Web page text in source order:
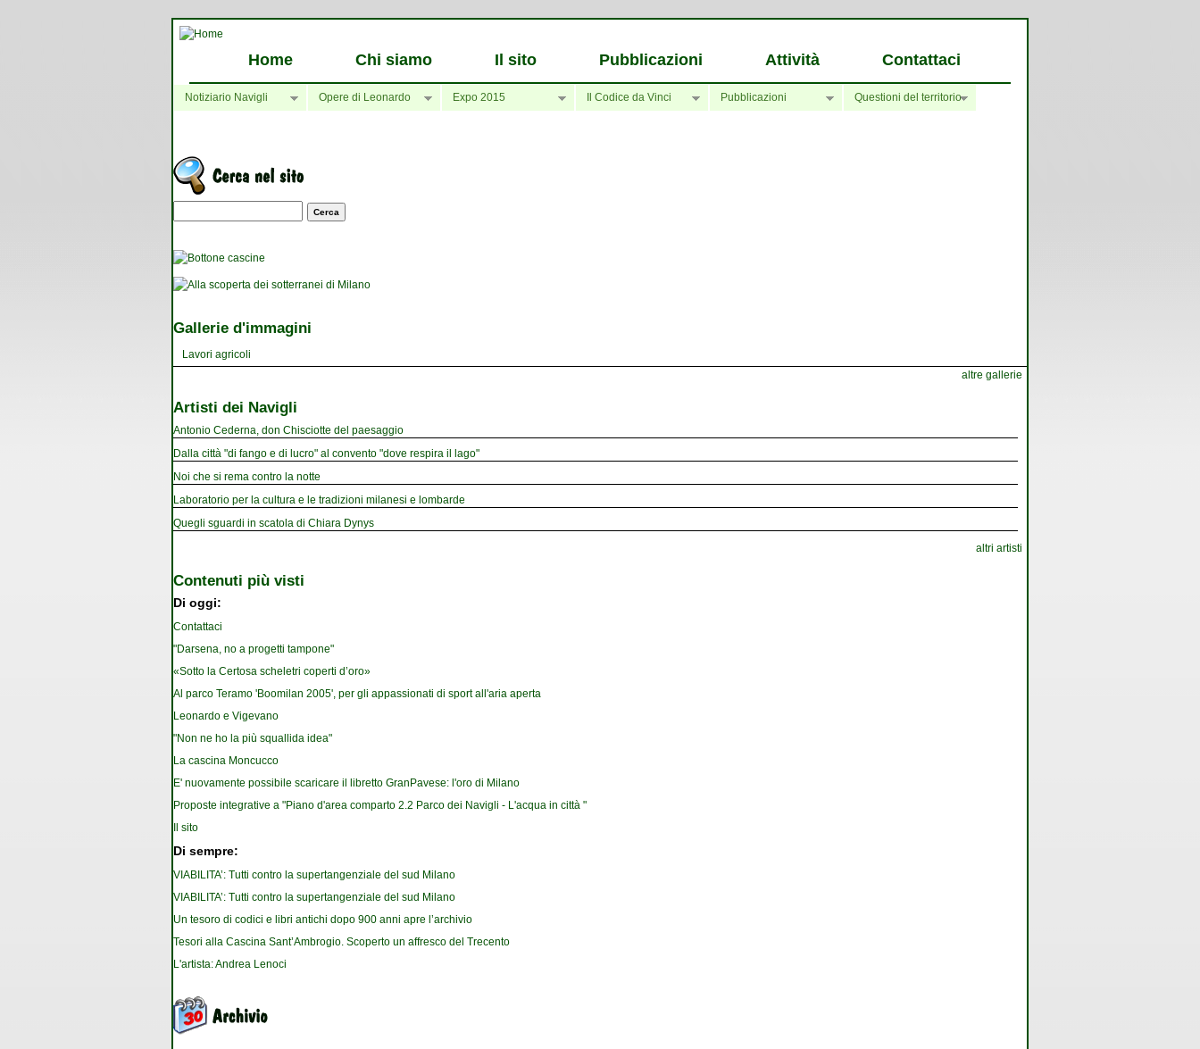
Home Chi siamo Il sito Pubblicazioni Attività Contattaci
Notiziario Navigli Opere di Leonardo Expo 2015 Il Codice da Vinci Pubblicazioni Questioni del territorio
Maschera di ricerca
Gallerie d'immagini
Lavori agricoli
altre gallerie
Artisti dei Navigli
Antonio Cederna, don Chisciotte del paesaggio
Dalla città "di fango e di lucro" al convento "dove respira il lago"
Noi che si rema contro la notte
Laboratorio per la cultura e le tradizioni milanesi e lombarde
Quegli sguardi in scatola di Chiara Dynys
altri artisti
Contenuti più visti
Di oggi:
Contattaci
"Darsena, no a progetti tampone"
«Sotto la Certosa scheletri coperti d’oro»
Al parco Teramo 'Boomilan 2005', per gli appassionati di sport all'aria aperta
Leonardo e Vigevano
"Non ne ho la più squallida idea"
La cascina Moncucco
E' nuovamente possibile scaricare il libretto GranPavese: l'oro di Milano
Proposte integrative a "Piano d'area comparto 2.2 Parco dei Navigli - L'acqua in città "
Il sito
Di sempre:
VIABILITA’: Tutti contro la supertangenziale del sud Milano
VIABILITA’: Tutti contro la supertangenziale del sud Milano
Un tesoro di codici e libri antichi dopo 900 anni apre l’archivio
Tesori alla Cascina Sant’Ambrogio. Scoperto un affresco del Trecento
L'artista: Andrea Lenoci